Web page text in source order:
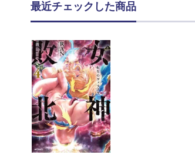
最近チェックした商品